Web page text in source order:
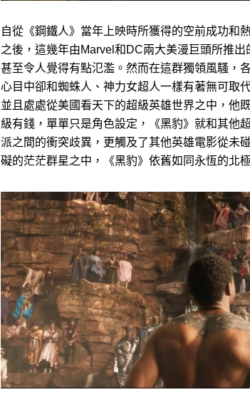
自從《鋼鐵人》當年上映時所獲得的空前成功和
之後，這幾年由Marvel和DC兩大美漫巨頭所推
甚至令人覺得有點氾濫。然而在這群獨領風騷，
心目中卻和蜘蛛人、神力女超人一樣有著無可取
並且處處從美國看天下的超級英雄世界之中，他
級有錢，單單只是角色設定，《黑豹》就和其他
派之間的衝突歧異，更觸及了其他英雄電影從未
礙的茫茫群星之中，《黑豹》依舊如同永恆的北